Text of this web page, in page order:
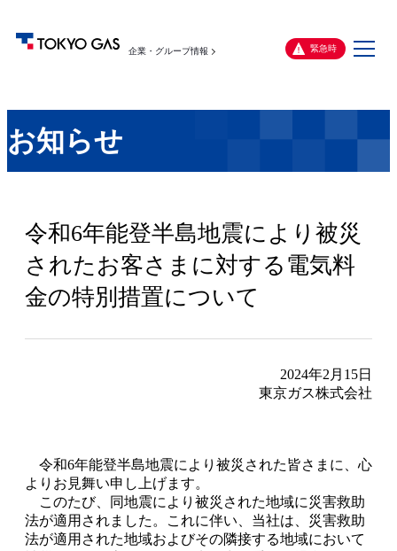
企業・グループ情報 緊急時
メ
お知らせ
令和6年能登半島地震により被災
されたお客さまに対する電気料
金の特別措置について
2024年2月15日
東京ガス株式会社
令和6年能登半島地震により被災された皆さまに、心
よりお見舞い申し上げます。
このたび、同地震により被災された地域に災害救助
法が適用されました。これに伴い、当社は、災害救助
法が適用された地域およびその隣接する地域において